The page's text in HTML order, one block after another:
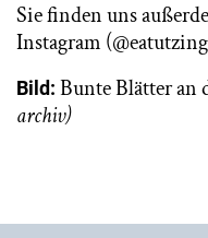
Sie finden uns
Instagram
Bild: Bunte Blätter an
archiv)